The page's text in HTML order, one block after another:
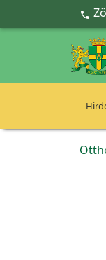
Ugrás a fő 